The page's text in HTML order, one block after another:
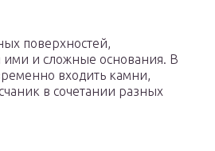
поверхностей,
ими и сложные основания. В
входить камни,
в сочетании разных